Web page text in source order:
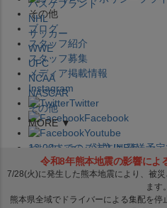
その他
ブログ
スタッフ紹介
スタッフ募集
メディア掲載情報
Instagram
Twitter
Facebook
Youtube
セレクション公式LINE@
バスケブランド
NHL
サッカー
WWE
UFC
NCAA
NASCAR
その他
MORE ▼
12:00までのご注文は発送予定
在庫品は 1-3営業日内で発送!!